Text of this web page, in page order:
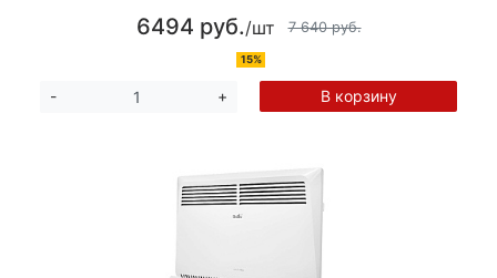
6494 руб./шт 7 640 руб.
15%
- + В корзину